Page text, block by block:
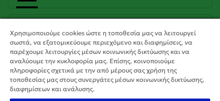
CrediaBank Ανώνυμη Τραπεζική
Εταιρεία
Χρησιμοποιούμε cookies ώστε η τοποθεσία μας να λειτουργεί
σωστά, να εξατομικεύουμε περιεχόμενο και διαφημίσεις, να
παρέχουμε λειτουργίες μέσων κοινωνικής δικτύωσης και να
αναλύουμε την κυκλοφορία μας. Επίσης, κοινοποιούμε
πληροφορίες σχετικά με την από μέρους σας χρήση της
τοποθεσίας μας στους συνεργάτες μέσων κοινωνικής δικτύωσης,
διαφημίσεων και ανάλυσης.